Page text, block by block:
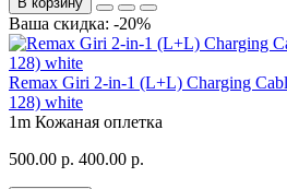
Ваша скидка: -20%
Remax Giri 2-in-1 (L+L) Charging
128) white
1m Кожаная оплетка
500.00 р. 400.00 р.